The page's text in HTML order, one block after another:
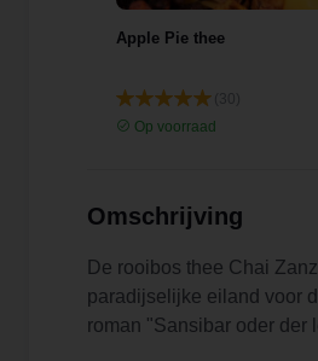
Apple Pie thee
Op voorraad
Omschrijving
De rooibos thee Chai
paradijselijke eiland voor
roman "Sansibar oder der